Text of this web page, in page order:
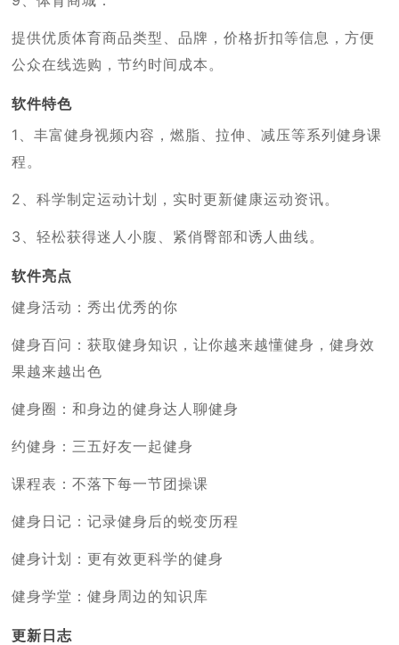
提供优质体育商品类型、品牌，价格折扣等信息，方便
公众在线选购，节约时间成本。
软件特色
1、丰富健身视频内容，燃脂、拉伸、减压等系列健身课
程。
2、科学制定运动计划，实时更新健康运动资讯。
3、轻松获得迷人小腹、紧俏臀部和诱人曲线。
软件亮点
健身活动：秀出优秀的你
健身百问：获取健身知识，让你越来越懂健身，健身效
果越来越出色
健身圈：和身边的健身达人聊健身
约健身：三五好友一起健身
课程表：不落下每一节团操课
健身日记：记录健身后的蜕变历程
健身计划：更有效更科学的健身
健身学堂：健身周边的知识库
更新日志